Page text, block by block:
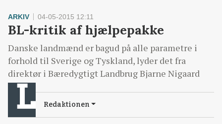
ARKIV 04-05-2015 12:11
BL-kritik af hjælpepakke
Danske landmænd er bagud på alle parametre i
forhold til Sverige og Tyskland, lyder det fra
direktør i Bæredygtigt Landbrug Bjarne Nigaard
Redaktionen